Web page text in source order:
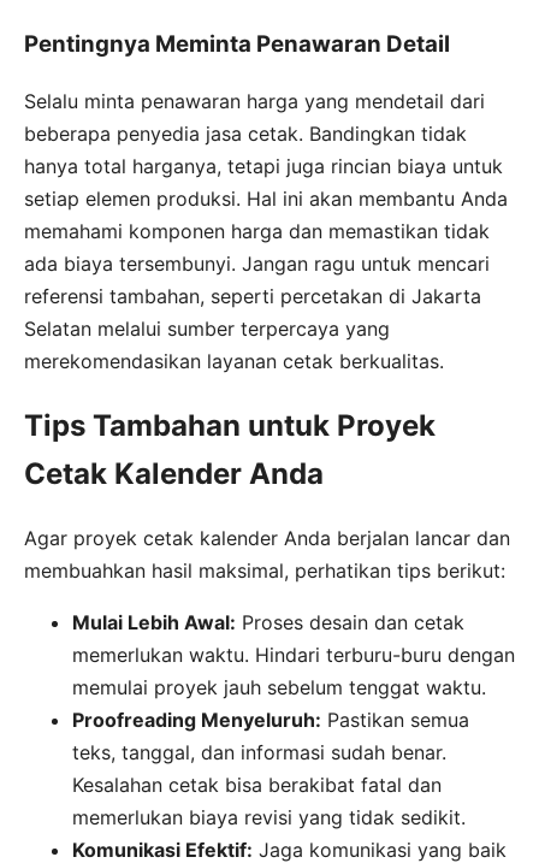
Pentingnya Meminta Penawaran Detail
Selalu minta penawaran harga yang mendetail dari
beberapa penyedia jasa cetak. Bandingkan tidak
hanya total harganya, tetapi juga rincian biaya untuk
setiap elemen produksi. Hal ini akan membantu Anda
memahami komponen harga dan memastikan tidak
ada biaya tersembunyi. Jangan ragu untuk mencari
referensi tambahan, seperti percetakan di Jakarta
Selatan melalui sumber terpercaya yang
merekomendasikan layanan cetak berkualitas.
Tips Tambahan untuk Proyek
Cetak Kalender Anda
Agar proyek cetak kalender Anda berjalan lancar dan
membuahkan hasil maksimal, perhatikan tips berikut:
Mulai Lebih Awal: Proses desain dan cetak
memerlukan waktu. Hindari terburu-buru dengan
memulai proyek jauh sebelum tenggat waktu.
Proofreading Menyeluruh: Pastikan semua
teks, tanggal, dan informasi sudah benar.
Kesalahan cetak bisa berakibat fatal dan
memerlukan biaya revisi yang tidak sedikit.
Komunikasi Efektif: Jaga komunikasi yang baik